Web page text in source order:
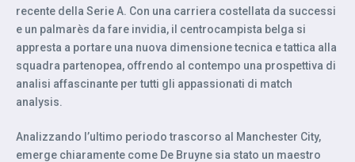
recente della Serie A. Con una carriera costellata da successi
e un palmarès da fare invidia, il centrocampista belga si
appresta a portare una nuova dimensione tecnica e tattica alla
squadra partenopea, offrendo al contempo una prospettiva di
analisi affascinante per tutti gli appassionati di match
analysis.
Analizzando l’ultimo periodo trascorso al Manchester City,
emerge chiaramente come De Bruyne sia stato un maestro